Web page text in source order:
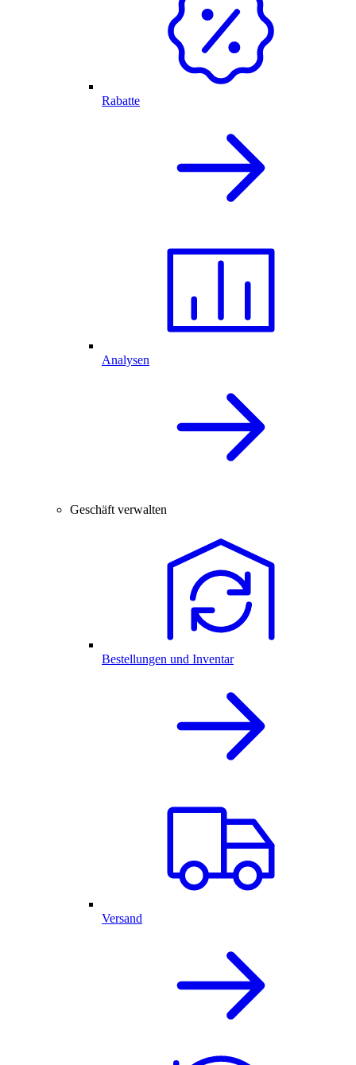
Rabatte
Analysen
Geschäft verwalten
Bestellungen und Inventar
Versand